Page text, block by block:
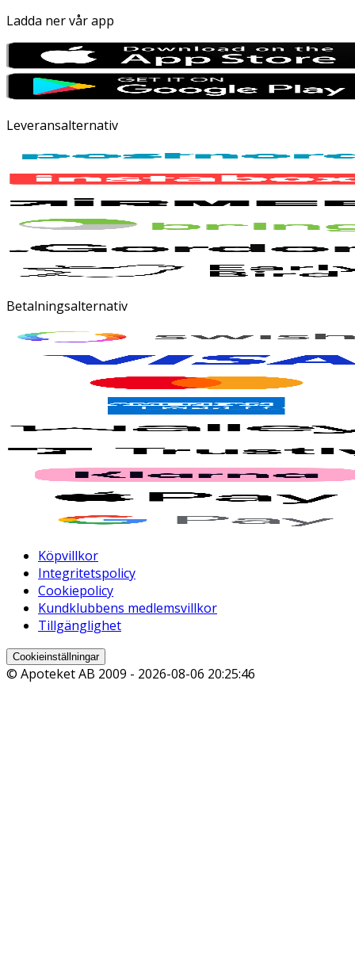
Ladda ner vår app
Leveransalternativ
Betalningsalternativ
Köpvillkor
Integritetspolicy
Cookiepolicy
Kundklubbens medlemsvillkor
Tillgänglighet
Cookieinställningar
© Apoteket AB 2009 - 2026-08-06 20:25:46